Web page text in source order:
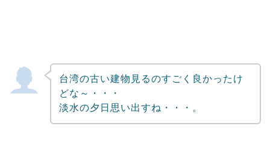
台湾の古い建物見るのすごく良かったけ
どな～・・・
淡水の夕日思い出すね・・・。